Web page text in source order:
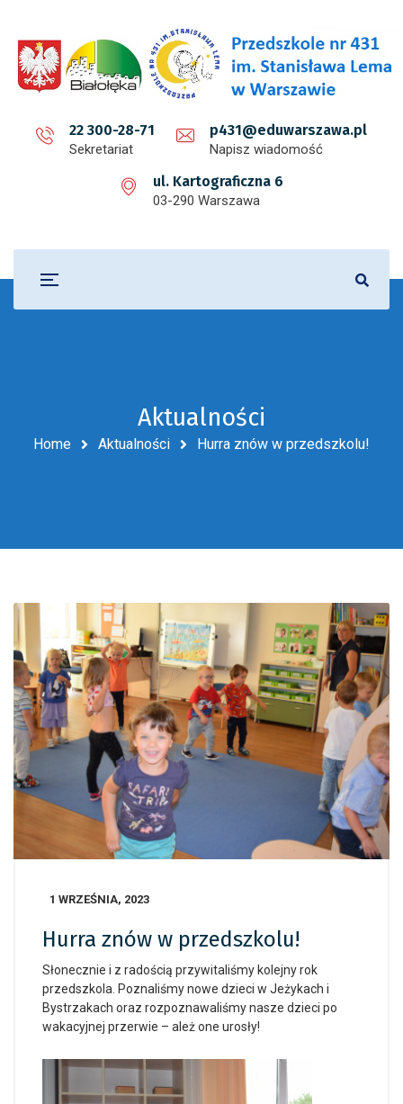
22 300-28-71
Sekretariat
p431@eduwarszawa.pl
Napisz wiadomość
ul. Kartograficzna 6
03-290 Warszawa
Aktualności
Home Aktualności Hurra znów w przedszkolu!
1 WRZEŚNIA, 2023
Hurra znów w przedszkolu!
Słonecznie i z radością przywitaliśmy kolejny rok
przedszkola. Poznaliśmy nowe dzieci w Jeżykach i
Bystrzakach oraz rozpoznawaliśmy nasze dzieci po
wakacyjnej przerwie – ależ one urosły!